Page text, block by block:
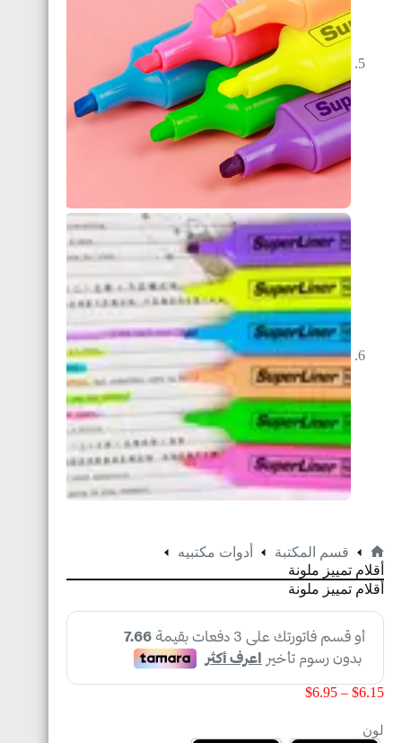
قسم المكتبة
أدوات مكتبيه
أقلام تمييز ملونة
أقلام تمييز ملونة
$6.15
–
$6.95
لون